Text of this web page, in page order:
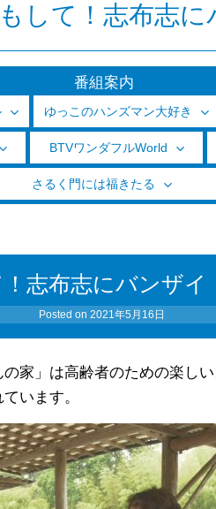
して！志布志に
番組案内
ゆっこのハンズマン大好き
BTVワンダフルWorld
さるく門には福きたる
志布志にバンザイ
Posted on2021年5月16日
家」は高齢者のための楽し
います。